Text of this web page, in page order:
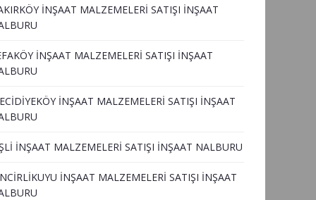
İNŞAAT MALZEMELERİ SATIŞI İNŞAAT
İNŞAAT MALZEMELERİ SATIŞI İNŞAAT
İNŞAAT MALZEMELERİ SATIŞI İNŞAAT
İNŞAAT MALZEMELERİ SATIŞI İNŞAAT NALBURU
İNŞAAT MALZEMELERİ SATIŞI İNŞAAT